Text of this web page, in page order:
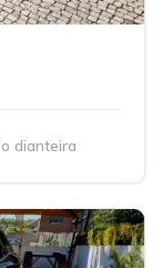
dianteira